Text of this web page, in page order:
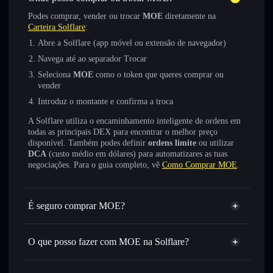
Podes comprar, vender ou trocar MOE diretamente na
Carteira Solflare:
Abre a Solflare (app móvel ou extensão de navegador)
Navega até ao separador Trocar
Seleciona MOE como o token que queres comprar ou
vender
Introduz o montante e confirma a troca
A Solflare utiliza o encaminhamento inteligente de ordens em
todas as principais DEX para encontrar o melhor preço
disponível. Também podes definir ordens limite ou utilizar
DCA (custo médio em dólares) para automatizares as tuas
negociações. Para o guia completo, vê Como Comprar MOE.
É seguro comprar MOE?
MOE token verificado
O que posso fazer com MOE na Solflare?
MOE
Carteira Solflare